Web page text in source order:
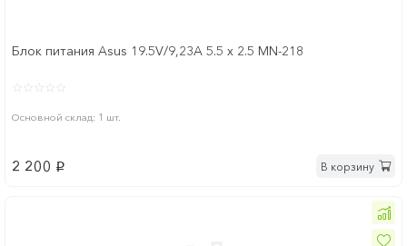
Блок питания Asus 19.5V/9,23A 5.5 x 2.5 MN-218
Основной склад: 1 шт.
2 200 p В корзину